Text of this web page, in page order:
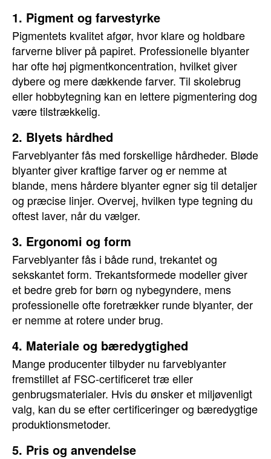
1. Pigment og farvestyrke
Pigmentets kvalitet afgør, hvor klare og holdbare
farverne bliver på papiret. Professionelle blyanter
har ofte høj pigmentkoncentration, hvilket giver
dybere og mere dækkende farver. Til skolebrug
eller hobbytegning kan en lettere pigmentering dog
være tilstrækkelig.
2. Blyets hårdhed
Farveblyanter fås med forskellige hårdheder. Bløde
blyanter giver kraftige farver og er nemme at
blande, mens hårdere blyanter egner sig til detaljer
og præcise linjer. Overvej, hvilken type tegning du
oftest laver, når du vælger.
3. Ergonomi og form
Farveblyanter fås i både rund, trekantet og
sekskantet form. Trekantsformede modeller giver
et bedre greb for børn og nybegyndere, mens
professionelle ofte foretrækker runde blyanter, der
er nemme at rotere under brug.
4. Materiale og bæredygtighed
Mange producenter tilbyder nu farveblyanter
fremstillet af FSC-certificeret træ eller
genbrugsmaterialer. Hvis du ønsker et miljøvenligt
valg, kan du se efter certificeringer og bæredygtige
produktionsmetoder.
5. Pris og anvendelse